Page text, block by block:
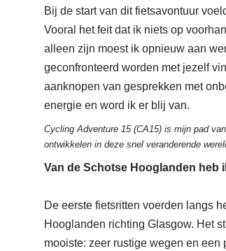
Bij de start van dit fietsavontuur
Vooral het feit dat ik niets op
alleen zijn moest ik opnieuw aan
geconfronteerd worden met jezelf
aanknopen van gesprekken met
energie en word ik er blij van.
Cycling Adventure 15 (CA15) is mijn pad
ontwikkelen in deze snel veranderende
Van de Schotse Hooglanden heb
De eerste fietsritten voerden langs
Hooglanden richting Glasgow. Het
mooiste: zeer rustige wegen en een